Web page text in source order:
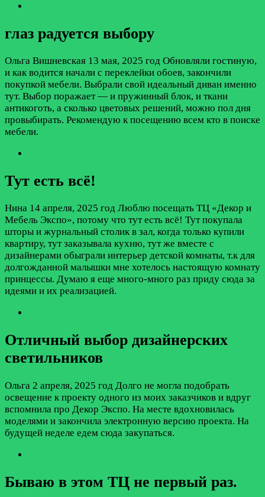
глаз радуется выбору
Ольга Вишневская 13 мая, 2025 год Обновляли гостиную,
и как водится начали с переклейки обоев, закончили
покупкой мебели. Выбрали свой идеальный диван именно
тут. Выбор поражает — и пружинный блок, и ткани
антикоготь, а сколько цветовых решений, можно пол дня
провыбирать. Рекомендую к посещению всем кто в поиске
мебели.
Тут есть всё!
Нина 14 апреля, 2025 год Люблю посещать ТЦ «Декор и
Мебель Экспо», потому что тут есть всё! Тут покупала
шторы и журнальный столик в зал, когда только купили
квартиру, тут заказывала кухню, тут же вместе с
дизайнерами обыграли интерьер детской комнаты, т.к для
долгожданной малышки мне хотелось настоящую комнату
принцессы. Думаю я еще много-много раз приду сюда за
идеями и их реализацией.
Отличный выбор дизайнерских
светильников
Ольга 2 апреля, 2025 год Долго не могла подобрать
освещение к проекту одного из моих заказчиков и вдруг
вспомнила про Декор Экспо. На месте вдохновилась
моделями и закончила электронную версию проекта. На
будущей неделе едем сюда закупаться.
Бываю в этом ТЦ не первый раз.